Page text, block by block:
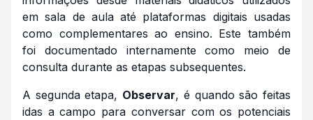
em sala de aula até plataformas digitais usadas
como complementares ao ensino. Este também
foi documentado internamente como meio de
consulta durante as etapas subsequentes.
A segunda etapa, Observar, é quando são feitas
idas a campo para conversar com os potenciais